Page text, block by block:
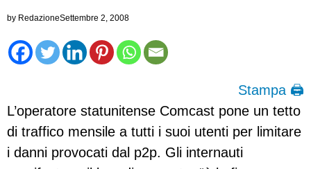
by RedazioneSettembre 2, 2008
Stampa 🖨
L’operatore statunitense Comcast pone un tetto
di traffico mensile a tutti i suoi utenti per limitare
i danni provocati dal p2p. Gli internauti